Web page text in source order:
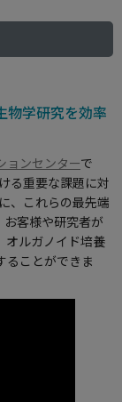
物学研究を効率
ョンセンターで
る重要な課題に対
、これらの最先端
客様や研究者が
オルガノイド培養
ることができま